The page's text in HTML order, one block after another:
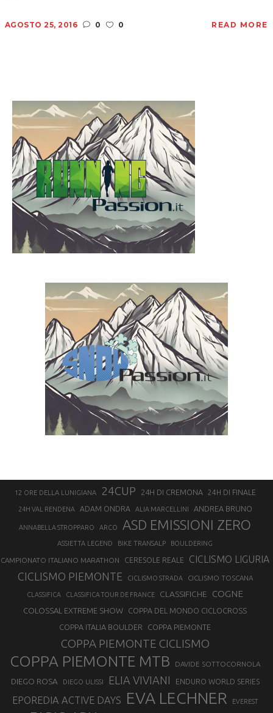
AGOSTO 25, 2016 0 0 READ MORE
12 ORE DELLA LUNIGIANA 24CUP 24H DI CREMONA 24H DI FINALE
24H VAL RENDENA ADAM ONDRA ALIA MARCELLINI ANDREA BRUNO
ANNABELLA STROPPARO ARCO ASD EMISSIONI ZERO
ASSIETTA LEGEND BIKE TRANSALP BOULDERING
CAMPIONATO ITALIANO MARATHON CERESOLE REALE CICLISMO LIGURIA
CICLISMO PIEMONTE CICLISMO STRADA CICLISMO TOSCANA
CLASSIFICA CLASSIFICA TOUR DE FRANCE CLASSIFICHE COGNE
COLOSSAL EXTREME SHOW
COPPA DEL MONDO CICLOCROSS
COPPA ITALIA BOULDER
COPPA PIEMONTE
COPPA PIEMONTE CICLISMO
COPPA PIEMONTE MTB DAVIDE SOTTOCORNOLA
DIEGO ROSA DIEGO ULISSI ELIA VIVIANI ENDURO WORLD SERIES
EPOREDIA ACTIVE DAYS EVA LECHNER EVEREST